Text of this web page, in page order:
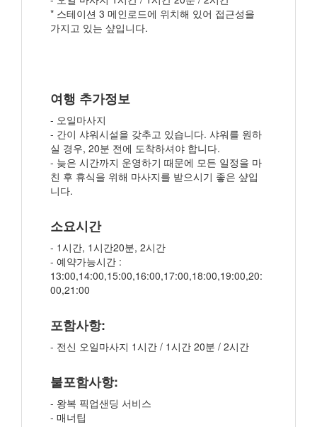
* 스테이션 3 메인로드에 위치해 있어 접근성을
가지고 있는 샾입니다.
여행 추가정보
- 오일마사지
- 간이 샤워시설을 갖추고 있습니다. 샤워를 원하
실 경우, 20분 전에 도착하셔야 합니다.
- 늦은 시간까지 운영하기 때문에 모든 일정을 마
친 후 휴식을 위해 마사지를 받으시기 좋은 샾입
니다.
소요시간
- 1시간, 1시간20분, 2시간
- 예약가능시간 :
13:00,14:00,15:00,16:00,17:00,18:00,19:00,20:
00,21:00
포함사항:
- 전신 오일마사지 1시간 / 1시간 20분 / 2시간
불포함사항:
- 왕복 픽업샌딩 서비스
- 매너팁